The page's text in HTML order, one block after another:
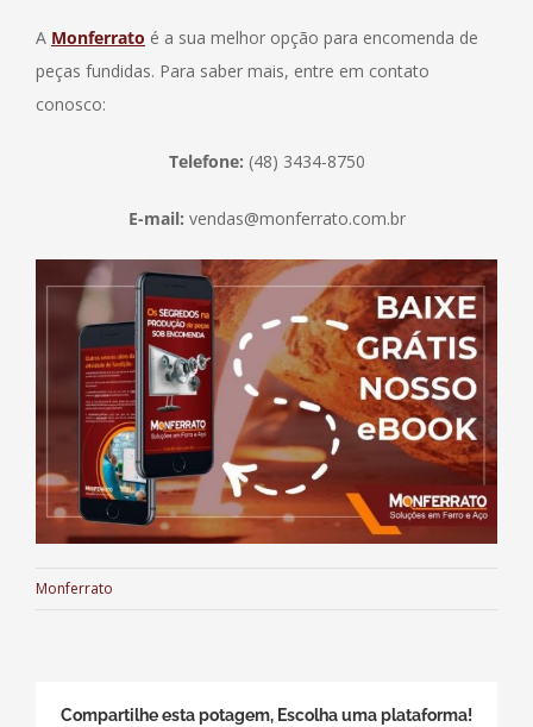
A Monferrato é a sua melhor opção para encomenda de
peças fundidas. Para saber mais, entre em contato
conosco:
Telefone: (48) 3434-8750
E-mail: vendas@monferrato.com.br
Monferrato
Compartilhe esta potagem, Escolha uma plataforma!